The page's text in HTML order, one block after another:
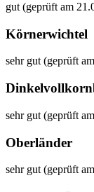
gut (geprüft am
Körnerwichtel
sehr gut (geprüft
sehr gut (geprüft
Oberländer
sehr gut (geprüft